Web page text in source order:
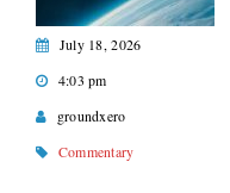
July 18, 2026
4:03 pm
groundxero
Commentary